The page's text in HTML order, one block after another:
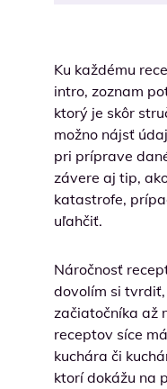
Ku každému
intro, zoznam
ktorý je skôr
možno nájsť
pri príprave
závere aj tip,
katastrofe,
uľahčiť.
Náročnosť
dovolím si
začiatočníka až
receptov síce
kuchára či
ktorí dokážu na